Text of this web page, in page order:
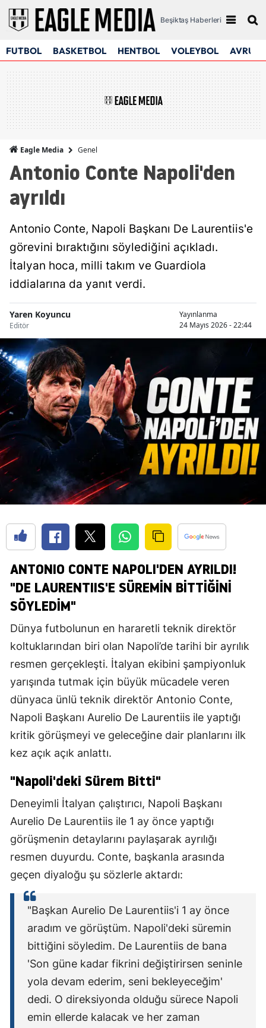
Beşiktaş Haberleri
FUTBOL BASKETBOL HENTBOL VOLEYBOL
Eagle Media Genel
Antonio Conte Napoli'den
ayrıldı
Antonio Conte, Napoli Başkanı De Laurentiis'e
görevini bıraktığını söylediğini açıkladı.
İtalyan hoca, milli takım ve Guardiola
iddialarına da yanıt verdi.
Yaren Koyuncu
Editör
Yayınlanma
24 Mayıs 2026 - 22:44
ANTONIO CONTE NAPOLI'DEN AYRILDI!
"DE LAURENTIIS'E SÜREMİN BİTTİĞİNİ
SÖYLEDİM"
Dünya futbolunun en hararetli teknik direktör
koltuklarından biri olan Napoli’de tarihi bir ayrılık
resmen gerçekleşti. İtalyan ekibini şampiyonluk
yarışında tutmak için büyük mücadele veren
dünyaca ünlü teknik direktör Antonio Conte,
Napoli Başkanı Aurelio De Laurentiis ile yaptığı
kritik görüşmeyi ve geleceğine dair planlarını ilk
kez açık açık anlattı.
"Napoli'deki Sürem Bitti"
Deneyimli İtalyan çalıştırıcı, Napoli Başkanı
Aurelio De Laurentiis ile 1 ay önce yaptığı
görüşmenin detaylarını paylaşarak ayrılığı
resmen duyurdu. Conte, başkanla arasında
geçen diyaloğu şu sözlerle aktardı:
"Başkan Aurelio De Laurentiis'i 1 ay önce
aradım ve görüştüm. Napoli'deki süremin
bittiğini söyledim. De Laurentiis de bana
'Son güne kadar fikrini değiştirirsen seninle
yola devam ederim, seni bekleyeceğim'
dedi. O direksiyonda olduğu sürece Napoli
emin ellerde kalacak ve her zaman